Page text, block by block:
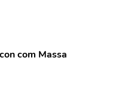
com Massa